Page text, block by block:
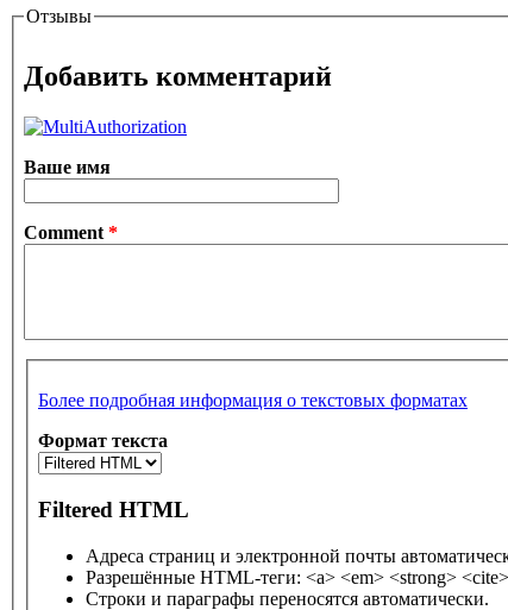
Отзывы
Добавить комментарий
Ваше имя
Comment *
Более подробная информация о текстовых форматах
Формат текста
Filtered HTML
Адреса страниц и электронной почты
Разрешённые HTML-теги: <a> <em> <strong>
Строки и параграфы переносятся автоматически.